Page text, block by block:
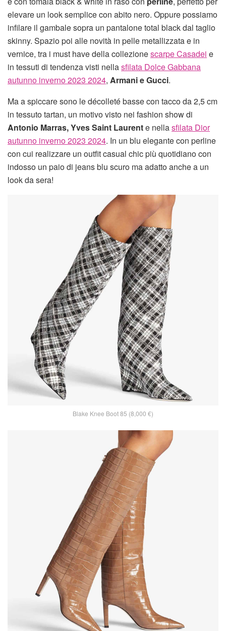
elevare un look semplice con abito nero. Oppure possiamo
infilare il gambale sopra un pantalone total black dal taglio
skinny. Spazio poi alle novità in pelle metallizzata e in
vernice, tra i must have della collezionescarpe Casadei e
in tessuti di tendenza visti nellasfilata Dolce Gabbana
autunno inverno 2023 2024, Armani e Gucci.
Ma a spiccare sono le décolleté basse con tacco da 2,5 cm
in tessuto tartan, un motivo visto nei fashion show di
Antonio Marras, Yves Saint Laurente nellasfilata Dior
autunno inverno 2023 2024. In un blu elegante con perline
con cui realizzare un outfit casual chic più quotidiano con
indosso un paio di jeans blu scuro ma adatto anche a un
look da sera!
Blake Knee Boot 85 (8,000 €)